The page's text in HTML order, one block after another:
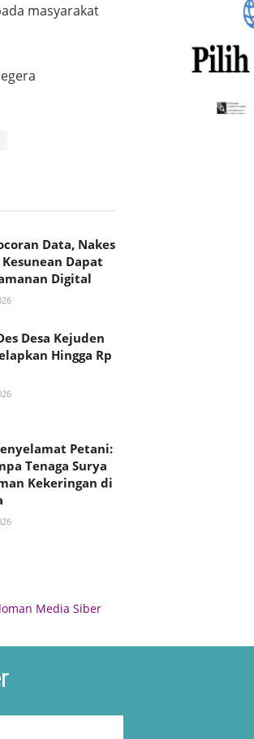
masyarakat
Data, Nakes
Kesunean Dapat
Digital
Desa Kejuden
Hingga Rp
Petani:
Tenaga Surya
Kekeringan di
Media Siber